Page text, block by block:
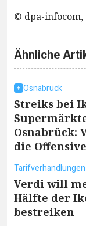
© dpa-infocom,
Ähnliche
Osnabrück
Streiks bei
Osnabrück:
die Offensive
Tarifverhandlungen
Verdi will
Hälfte der
bestreiken